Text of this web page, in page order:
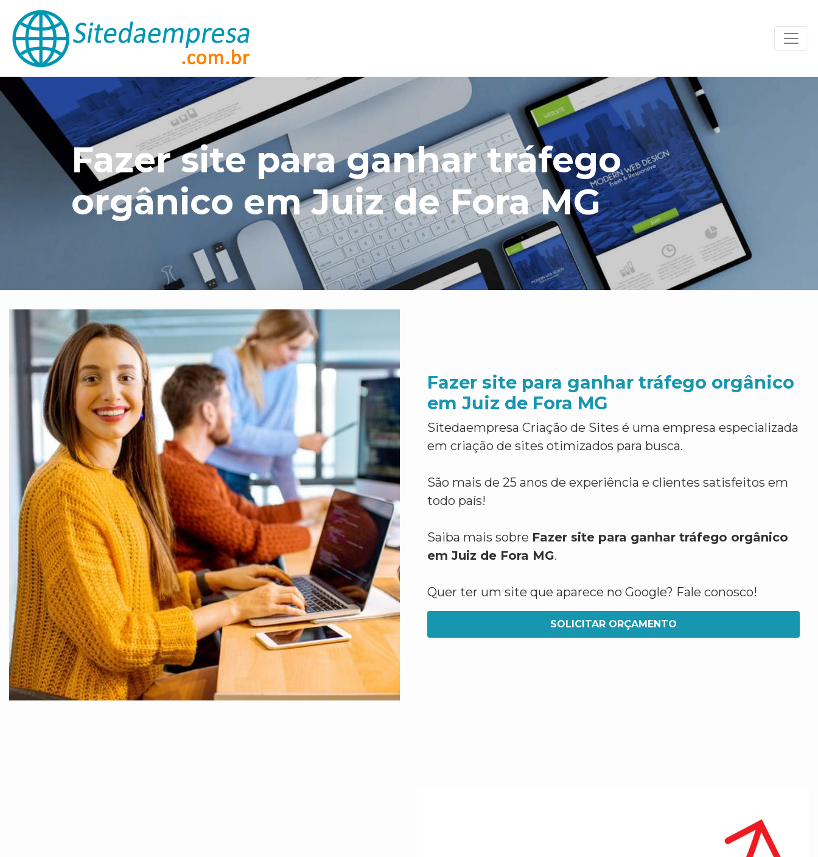
Fazer site para ganhar tráfego
orgânico em Juiz de Fora MG
Fazer site para ganhar tráfego orgânico
em Juiz de Fora MG
Sitedaempresa Criação de Sites é uma empresa especializada
em criação de sites otimizados para busca.
São mais de 25 anos de experiência e clientes satisfeitos em
todo país!
Saiba mais sobre Fazer site para ganhar tráfego orgânico
em Juiz de Fora MG.
Quer ter um site que aparece no Google? Fale conosco!
SOLICITAR ORÇAMENTO